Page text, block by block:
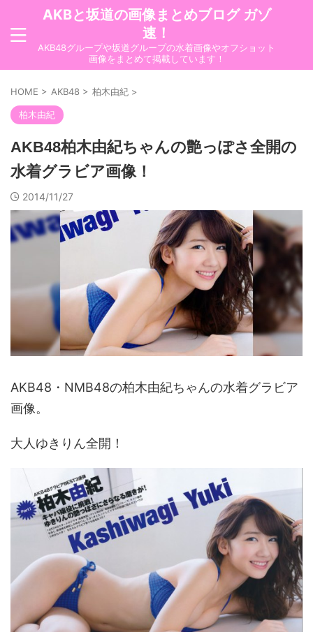
AKBと坂道の画像まとめブログ ガゾ
速！
AKB48グループや坂道グループの水着画像やオフショット
画像をまとめて掲載しています！
HOME > AKB48 > 柏木由紀 >
柏木由紀
AKB48柏木由紀ちゃんの艶っぽさ全開の
水着グラビア画像！
2014/11/27
AKB48・NMB48の柏木由紀ちゃんの水着グラビア
画像。
大人ゆきりん全開！